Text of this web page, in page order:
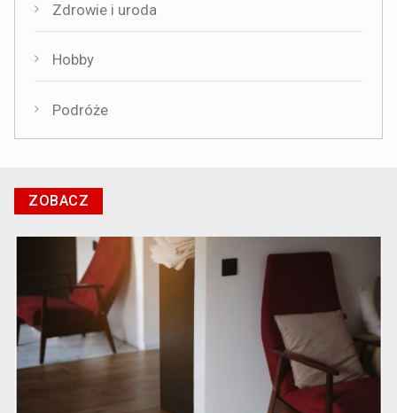
Zdrowie i uroda
Hobby
Podróże
ZOBACZ